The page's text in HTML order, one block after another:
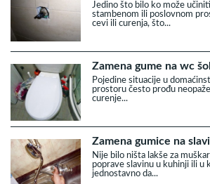
Jedino što bilo ko može
stambenom ili poslovnom
cevi ili curenja, što...
Zamena gume na wc
Pojedine situacije u
prostoru često prođu
curenje...
Zamena gumice na
Nije bilo ništa lakše za
poprave slavinu u kuhinji ili u
jednostavno da...